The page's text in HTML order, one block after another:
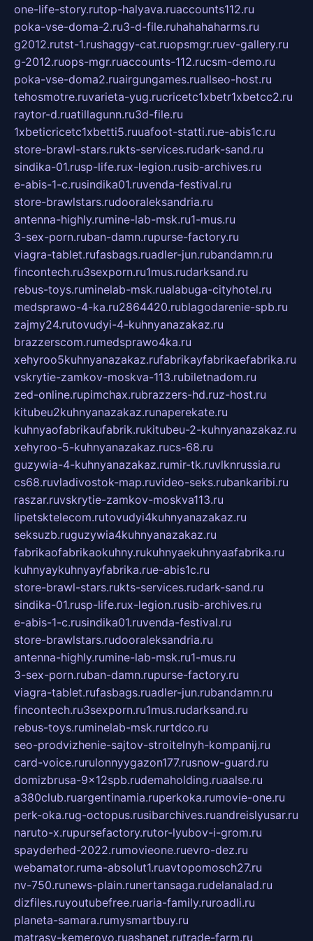
one-life-story.rutop-halyava.ruaccounts112.ru
poka-vse-doma-2.ru3-d-file.ruhahahaharms.ru
g2012.rutst-1.rushaggy-cat.ruopsmgr.ruev-gallery.ru
g-2012.ruops-mgr.ruaccounts-112.rucsm-demo.ru
poka-vse-doma2.ruairgungames.ruallseo-host.ru
tehosmotre.ruvarieta-yug.rucricetc1xbetr1xbetcc2.ru
raytor-d.ruatillagunn.ru3d-file.ru
1xbeticricetc1xbetti5.ruuafoot-statti.rue-abis1c.ru
store-brawl-stars.rukts-services.rudark-sand.ru
sindika-01.rusp-life.rux-legion.rusib-archives.ru
e-abis-1-c.rusindika01.ruvenda-festival.ru
store-brawlstars.rudooraleksandria.ru
antenna-highly.rumine-lab-msk.ru1-mus.ru
3-sex-porn.ruban-damn.rupurse-factory.ru
viagra-tablet.rufasbags.ruadler-jun.rubandamn.ru
fincontech.ru3sexporn.ru1mus.rudarksand.ru
rebus-toys.ruminelab-msk.rualabuga-cityhotel.ru
medsprawo-4-ka.ru2864420.rublagodarenie-spb.ru
zajmy24.rutovudyi-4-kuhnyanazakaz.ru
brazzerscom.rumedsprawo4ka.ru
xehyroo5kuhnyanazakaz.rufabrikayfabrikaefabrika.ru
vskrytie-zamkov-moskva-113.rubiletnadom.ru
zed-online.rupimchax.rubrazzers-hd.ruz-host.ru
kitubeu2kuhnyanazakaz.runaperekate.ru
kuhnyaofabrikaufabrik.rukitubeu-2-kuhnyanazakaz.ru
xehyroo-5-kuhnyanazakaz.rucs-68.ru
guzywia-4-kuhnyanazakaz.rumir-tk.ruvlknrussia.ru
cs68.ruvladivostok-map.ruvideo-seks.rubankaribi.ru
raszar.ruvskrytie-zamkov-moskva113.ru
lipetsktelecom.rutovudyi4kuhnyanazakaz.ru
seksuzb.ruguzywia4kuhnyanazakaz.ru
fabrikaofabrikaokuhny.rukuhnyaekuhnyaafabrika.ru
kuhnyaykuhnyayfabrika.rue-abis1c.ru
store-brawl-stars.rukts-services.rudark-sand.ru
sindika-01.rusp-life.rux-legion.rusib-archives.ru
e-abis-1-c.rusindika01.ruvenda-festival.ru
store-brawlstars.rudooraleksandria.ru
antenna-highly.rumine-lab-msk.ru1-mus.ru
3-sex-porn.ruban-damn.rupurse-factory.ru
viagra-tablet.rufasbags.ruadler-jun.rubandamn.ru
fincontech.ru3sexporn.ru1mus.rudarksand.ru
rebus-toys.ruminelab-msk.rurtdco.ru
seo-prodvizhenie-sajtov-stroitelnyh-kompanij.ru
card-voice.rurulonnyygazon177.rusnow-guard.ru
domizbrusa-9x12spb.rudemaholding.ruaalse.ru
a380club.ruargentinamia.ruperkoka.rumovie-one.ru
perk-oka.rug-octopus.rusibarchives.ruandreislyusar.ru
naruto-x.rupursefactory.rutor-lyubov-i-grom.ru
spayderhed-2022.rumovieone.ruevro-dez.ru
webamator.ruma-absolut1.ruavtopomosch27.ru
nv-750.runews-plain.runertansaga.rudelanalad.ru
dizfiles.ruyoutubefree.ruaria-family.ruroadli.ru
planeta-samara.rumysmartbuy.ru
matrasy-kemerovo.ruashanet.rutrade-farm.ru